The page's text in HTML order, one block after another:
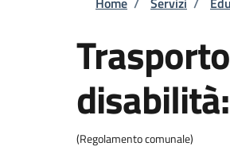
(Regolamento comunale)